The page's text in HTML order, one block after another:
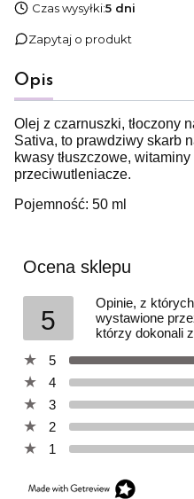
Czas wysyłki:5 dni
Zapytaj o produkt
Opis
Olej z czarnuszki, tłoczony
Sativa, to prawdziwy skarb
kwasy tłuszczowe,
przeciwutleniacze.
Pojemność: 50 ml
Ocena sklepu
5
Opinie, z
wystawione
którzy dokonali
5
4
3
2
1